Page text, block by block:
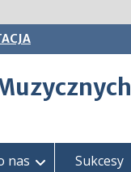
nas Sukcesy